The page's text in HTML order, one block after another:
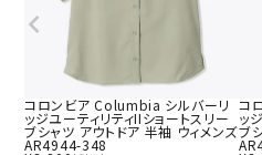
コロンビア Columbia シルバーリ
ッジユーティリティIIショートスリー
ブシャツ アウトドア 半袖 ウィメンズ
AR4944-348
コ
ッ
ブ